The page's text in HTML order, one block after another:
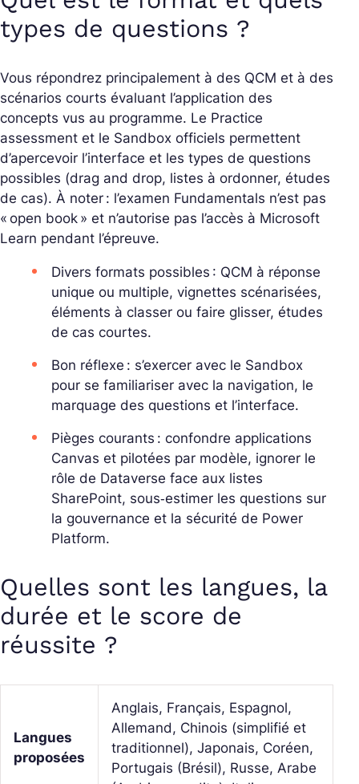
types de questions ?
Vous répondrez principalement à des QCM et à des
scénarios courts évaluant l’application des
concepts vus au programme. Le Practice
assessment et le Sandbox officiels permettent
d’apercevoir l’interface et les types de questions
possibles (drag and drop, listes à ordonner, études
de cas). À noter : l’examen Fundamentals n’est pas
« open book » et n’autorise pas l’accès à Microsoft
Learn pendant l’épreuve.
Divers formats possibles : QCM à réponse
unique ou multiple, vignettes scénarisées,
éléments à classer ou faire glisser, études
de cas courtes.
Bon réflexe : s’exercer avec le Sandbox
pour se familiariser avec la navigation, le
marquage des questions et l’interface.
Pièges courants : confondre applications
Canvas et pilotées par modèle, ignorer le
rôle de Dataverse face aux listes
SharePoint, sous‑estimer les questions sur
la gouvernance et la sécurité de Power
Platform.
Quelles sont les langues, la
durée et le score de
réussite ?
Langues
proposées
Anglais, Français, Espagnol,
Allemand, Chinois (simplifié et
traditionnel), Japonais, Coréen,
Portugais (Brésil), Russe, Arabe